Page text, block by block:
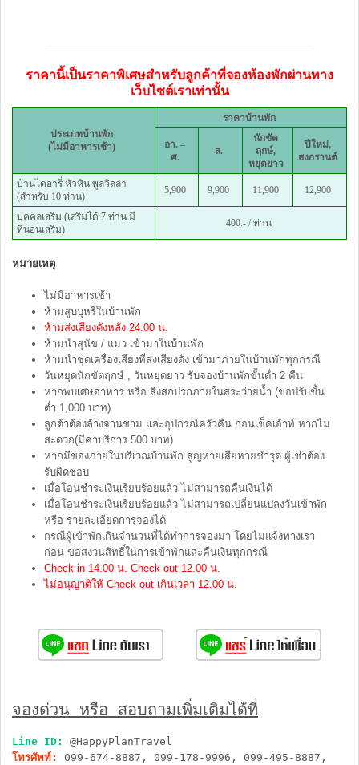
ราคานี้เป็นราคาพิเศษสำหรับลูกค้าที่จองห้องพักผ่านทาง
เว็บไซต์เราเท่านั้น
ประเภทบ้านพัก
(ไม่มีอาหารเช้า)
ราคาบ้านพัก
อา. –
ศ.
ส.
นักขัต
ฤกษ์,
หยุดยาว
ปีใหม่,
สงกรานต์
บ้านไดอารี่ หัวหิน พูลวิลล่า
(สำหรับ 10 ท่าน)
5,900 9,900 11,900 12,900
บุคคลเสริม (เสริมได้ 7 ท่าน มี
ที่นอนเสริม)
400.- / ท่าน
หมายเหตุ
ไม่มีอาหารเช้า
ห้ามสูบบุหรี่ในบ้านพัก
ห้ามส่งเสียงดังหลัง 24.00 น.
ห้ามนำสุนัข / แมว เข้ามาในบ้านพัก
ห้ามนำชุดเครื่องเสียงที่ส่งเสียงดัง เข้ามาภายในบ้านพักทุกกรณี
วันหยุดนักขัตฤกษ์ , วันหยุดยาว รับจองบ้านพักขั้นต่ำ 2 คืน
หากพบเศษอาหาร หรือ สิ่งสกปรกภายในสระว่ายน้ำ (ขอปรับขั้น
ต่ำ 1,000 บาท)
ลูกต้าต้องล้างจานชาม และอุปกรณ์ครัวคืน ก่อนเช็คเอ้าท์ หากไม่
สะดวก(มีค่าบริการ 500 บาท)
หากมีของภายในบริเวณบ้านพัก สูญหายเสียหายชำรุด ผู้เช่าต้อง
รับผิดชอบ
เมื่อโอนชำระเงินเรียบร้อยแล้ว ไม่สามารถคืนเงินได้
เมื่อโอนชำระเงินเรียบร้อยแล้ว ไม่สามารถเปลี่ยนแปลงวันเข้าพัก
หรือ รายละเอียดการจองได้
กรณีผู้เข้าพักเกินจำนวนที่ได้ทำการจองมา โดยไม่แจ้งทางเรา
ก่อน ขอสงวนสิทธิ์ในการเข้าพักและคืนเงินทุกกรณี
Check in 14.00 น. Check out 12.00 น.
ไม่อนุญาติให้ Check out เกินเวลา 12.00 น.
จองด่วน หรือ สอบถามเพิ่มเติมได้ที่
Line ID:
@HappyPlanTravel
โทรศัพท์:
099-674-8887, 099-178-9996, 099-495-8887,